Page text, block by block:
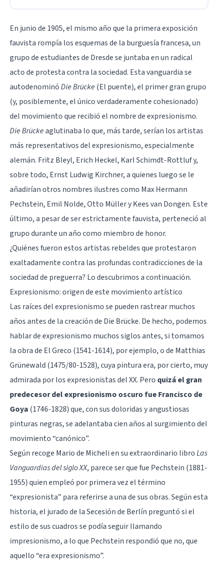
En junio de 1905, el mismo año que la primera exposición
fauvista rompía los esquemas de la burguesía francesa, un
grupo de estudiantes de Dresde se juntaba en un radical
acto de protesta contra la sociedad. Esta vanguardia se
autodenominóDie Brücke(El puente), el primer gran grupo
(y, posiblemente, el único verdaderamente cohesionado)
del movimiento que recibió el nombre de expresionismo.
Die Brückeaglutinaba lo que, más tarde, serían los artistas
más representativos del expresionismo, especialmente
alemán. Fritz Bleyl, Erich Heckel, Karl Schimdt-Rottluf y,
sobre todo, Ernst Ludwig Kirchner, a quienes luego se le
añadirían otros nombres ilustres como Max Hermann
Pechstein, Emil Nolde, Otto Müller y Kees van Dongen. Este
último, a pesar de ser estrictamente fauvista, perteneció al
grupo durante un año como miembro de honor.
¿Quiénes fueron estos artistas rebeldes que protestaron
exaltadamente contra las profundas contradicciones de la
sociedad de preguerra? Lo descubrimos a continuación.
Expresionismo: origen de este movimiento artístico
Las raíces del expresionismo se pueden rastrear muchos
años antes de la creación de Die Brücke. De hecho, podemos
hablar de expresionismo muchos siglos antes, si tomamos
la obra de El Greco (1541-1614), por ejemplo, o de Matthias
Grünewald (1475/80-1528), cuya pintura era, por cierto, muy
admirada por los expresionistas del XX. Pero quizá el gran
predecesor del expresionismo oscuro fue Francisco de
Goya (1746-1828) que, con sus doloridas y angustiosas
pinturas negras, se adelantaba cien años al surgimiento del
movimiento “canónico”.
Según recoge Mario de Micheli en su extraordinario libroLas
Vanguardias del siglo XX, parece ser que fue Pechstein (1881-
1955) quien empleó por primera vez el término
“expresionista” para referirse a una de sus obras. Según esta
historia, el jurado de la Secesión de Berlín preguntó si el
estilo de sus cuadros se podía seguir llamando
impresionismo, a lo que Pechstein respondió que no, que
aquello “era expresionismo”.